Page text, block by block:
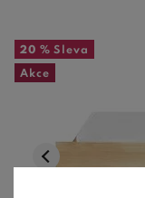
20 % Sleva
Akce